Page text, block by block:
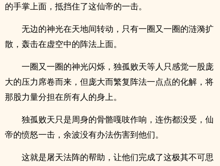
的手掌上面，抵挡住了这仙帝的一击。
无边的神光在天地间转动，只有一圈又一圈的涟漪扩
散，轰击在虚空中的阵法上面。
一圈又一圈的神光闪烁，独孤败天等人只感觉一股庞
大的压力席卷而来，但庞大而繁复阵法一点点的化解，将
那股力量分担在所有人的身上。
独孤败天只是周身的骨骼嘎吱作响，连伤都没受，仙
帝的愤怒一击，余波没有办法伤害到他们。
这就是屠天法阵的帮助，让他们完成了这极其不可思